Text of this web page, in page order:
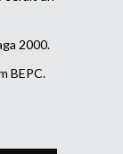
2000.
BEPC.